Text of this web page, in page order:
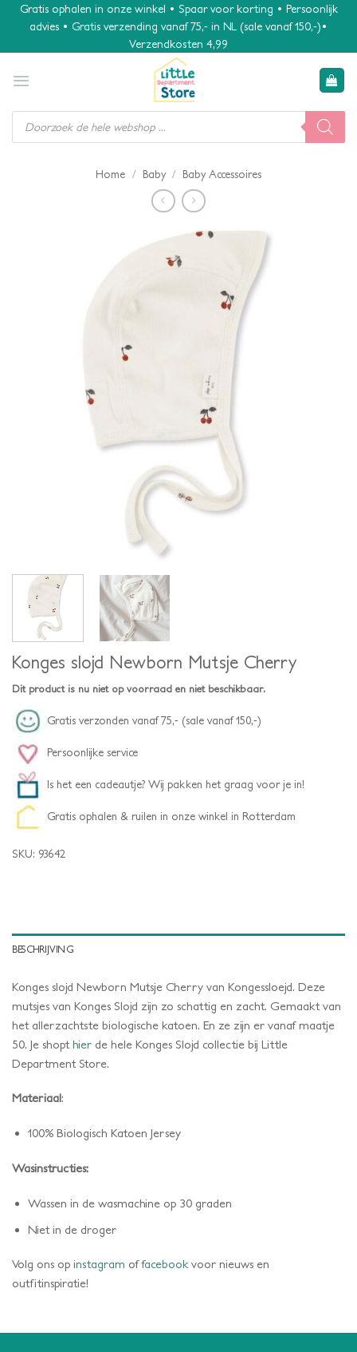
Gratis ophalen in onze winkel • Spaar voor korting • Persoonlijk
advies • Gratis verzending vanaf 75,- in NL (sale vanaf 150,-)•
Verzendkosten 4,99
Producten
zoeken
Home / Baby / Baby Accessoires
Konges slojd Newborn Mutsje Cherry
Dit product is nu niet op voorraad en niet beschikbaar.
Gratis verzonden vanaf 75,- (sale vanaf 150,-)
Persoonlijke service
Is het een cadeautje? Wij pakken het graag voor je in!
Gratis ophalen & ruilen in onze winkel in Rotterdam
SKU: 93642
BESCHRIJVING
Konges slojd Newborn Mutsje Cherry van Kongessloejd. Deze
mutsjes van Konges Slojd zijn zo schattig en zacht. Gemaakt van
het allerzachtste biologische katoen. En ze zijn er vanaf maatje
50. Je shopt hier de hele Konges Slojd collectie bij Little
Department Store.
Materiaal:
100% Biologisch Katoen Jersey
Wasinstructies:
Wassen in de wasmachine op 30 graden
Niet in de droger
Volg ons op instagram offacebookvoor nieuws en
outfitinspiratie!